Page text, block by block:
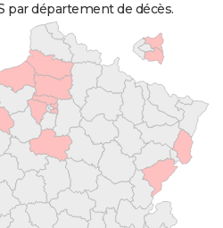
par département de décès.